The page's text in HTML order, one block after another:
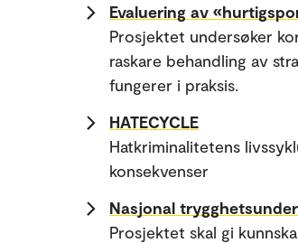
Evaluering av
Prosjektet undersøker
raskare behandling av
fungerer i praksis.
HATECYCLE
Hatkriminalitetens
konsekvenser
Nasjonal
Prosjektet skal gi